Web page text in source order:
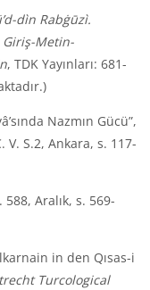
dìn Rabġūzì.
Giriş-Metin-
, TDK Yayınları: 681-
Nazmın Gücü”,
V. S.2, Ankara, s. 117-
588, Aralık, s. 569-
in den Qısas-i
Turcological